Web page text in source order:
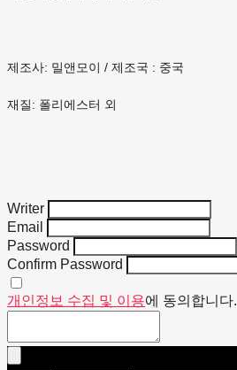
제조사: 밀앤모이 / 제조국 : 중국
재질: 폴리에스터 외
Writer
Email
Password
Confirm Password
개인정보 수집 및 이용에 동의합니다.